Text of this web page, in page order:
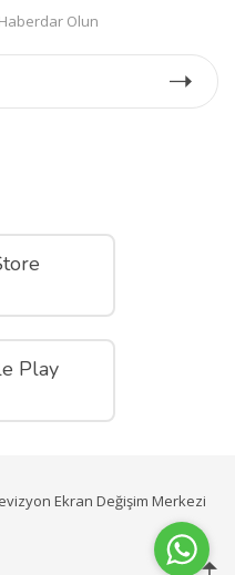
Olun
Play
Ekran Değişim Merkezi